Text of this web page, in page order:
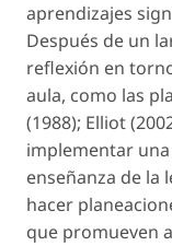
aprendizajes
Después de un
reflexión en
aula, como las
(1988); Elliot
implementar
enseñanza de la
hacer
que promueven